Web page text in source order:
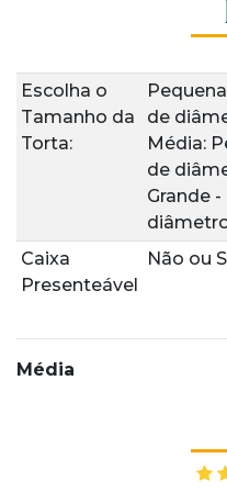
Escolha o
Tamanho da
Torta:
de
Média:
de
Grande
Caixa
Presenteável
Não ou
Média